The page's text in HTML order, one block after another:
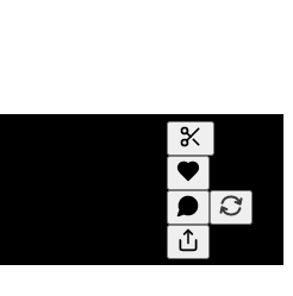
Generate
A transcript
editing.